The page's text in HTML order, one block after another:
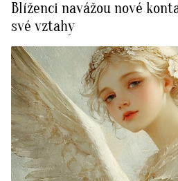
Blíženci navážou nové
své vztahy